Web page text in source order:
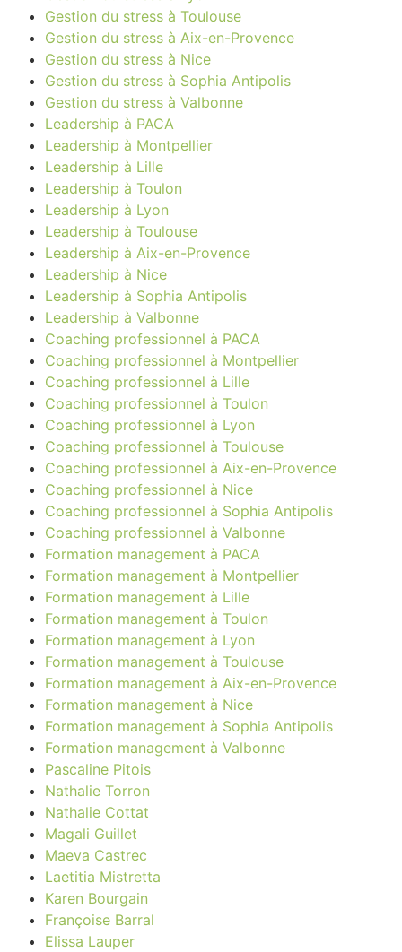
Gestion du stress à Toulouse
Gestion du stress à Aix-en-Provence
Gestion du stress à Nice
Gestion du stress à Sophia Antipolis
Gestion du stress à Valbonne
Leadership à PACA
Leadership à Montpellier
Leadership à Lille
Leadership à Toulon
Leadership à Lyon
Leadership à Toulouse
Leadership à Aix-en-Provence
Leadership à Nice
Leadership à Sophia Antipolis
Leadership à Valbonne
Coaching professionnel à PACA
Coaching professionnel à Montpellier
Coaching professionnel à Lille
Coaching professionnel à Toulon
Coaching professionnel à Lyon
Coaching professionnel à Toulouse
Coaching professionnel à Aix-en-Provence
Coaching professionnel à Nice
Coaching professionnel à Sophia Antipolis
Coaching professionnel à Valbonne
Formation management à PACA
Formation management à Montpellier
Formation management à Lille
Formation management à Toulon
Formation management à Lyon
Formation management à Toulouse
Formation management à Aix-en-Provence
Formation management à Nice
Formation management à Sophia Antipolis
Formation management à Valbonne
Pascaline Pitois
Nathalie Torron
Nathalie Cottat
Magali Guillet
Maeva Castrec
Laetitia Mistretta
Karen Bourgain
Françoise Barral
Elissa Lauper